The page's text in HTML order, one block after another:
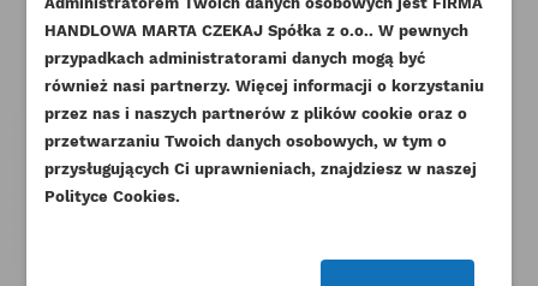
add_circle_outline Stwórz nową listę życzeń
Anuluj Utwórz listę życzeń
Anuluj Zaloguj się
HANDLOWA MARTA CZEKAJ Spółka z o.o.. W pewnych
przypadkach administratorami danych mogą być
również nasi partnerzy. Więcej informacji o korzystaniu
przez nas i naszych partnerów z plików cookie oraz o
przetwarzaniu Twoich danych osobowych, w tym o
przysługujących Ci uprawnieniach, znajdziesz w naszej
Polityce Cookies.